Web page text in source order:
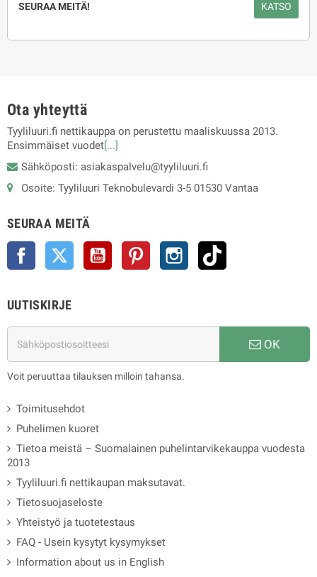
SEURAA MEITÄ! KATSO
Ota yhteyttä
Tyyliluuri.fi nettikauppa on perustettu maaliskuussa 2013.
Ensimmäiset vuodet [...]
Sähköposti: asiakaspalvelu@tyyliluuri.fi
Osoite: Tyyliluuri Teknobulevardi 3-5 01530 Vantaa
SEURAA MEITÄ
Facebook Twitter YouTube Pinterest Instagram
UUTISKIRJE
OK
Voit peruuttaa tilauksen milloin tahansa.
Toimitusehdot
Puhelimen kuoret
Tietoa meistä – Suomalainen puhelintarvikekauppa vuodesta
2013
Tyyliluuri.fi nettikaupan maksutavat.
Tietosuojaseloste
Yhteistyö ja tuotetestaus
FAQ - Usein kysytyt kysymykset
Information about us in English